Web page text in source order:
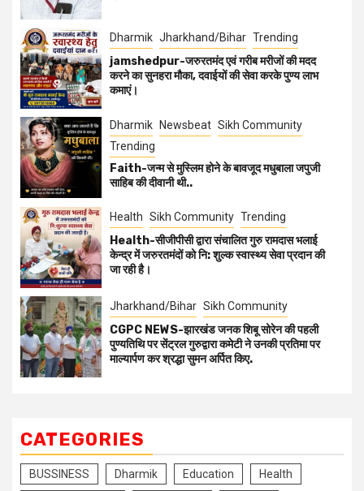
Dharmik Jharkhand/Bihar Trending
jamshedpur-जरुरतमंद एवं गरीब मरीजों की मदद
करने का सुनहरा मौका, दवाईयों की सेवा करके पुण्य लाभ
कमाएं।
Dharmik Newsbeat Sikh Community
Trending
Faith-जन्म से मुस्लिम होने के बावजूद मधुबाला जपुजी
साहिब की दीवानी थी..
Health Sikh Community Trending
Health-सीजीपीसी द्वारा संचालित गुरु रामदास भलाई
केन्द्र में जरुरतमंदों को नि: शुल्क स्वास्थ्य सेवा प्रदान की
जा रही है।
Jharkhand/Bihar Sikh Community
CGPC NEWS-झारखंड जनक शिबू सोरेन की पहली
पुण्यतिथि पर सेंट्रल गुरुद्वारा कमेटी ने उनकी प्रतिमा पर
माल्यार्पण कर श्रद्धा सुमन अर्पित किए.
CATEGORIES
BUSSINESS Dharmik Education Health